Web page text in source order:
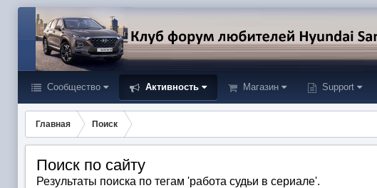
Сообщество Активность Магазин Support
Главная Поиск
Поиск по сайту
Результаты поиска по тегам 'работа судьи в сериале'.